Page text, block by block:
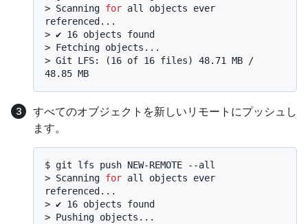
> Scanning for all objects ever
referenced...
> ✔ 16 objects found
> Fetching objects...
> Git LFS: (16 of 16 files) 48.71 MB /
48.85 MB
すべてのオブジェクトを新しいリモートにプッシュし
ます。
$ git lfs push NEW-REMOTE --all
> Scanning for all objects ever
referenced...
> ✔ 16 objects found
> Pushing objects...